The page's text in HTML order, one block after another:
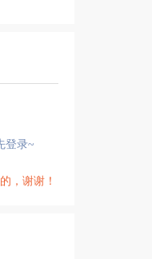
登录~
，谢谢！